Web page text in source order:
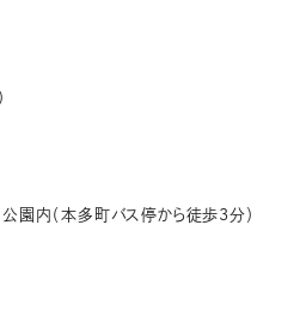
内（本多町バス停から徒歩3分）